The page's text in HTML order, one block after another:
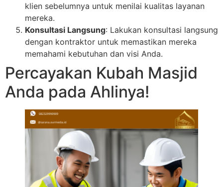
klien sebelumnya untuk menilai kualitas layanan
mereka.
Konsultasi Langsung: Lakukan konsultasi langsung
dengan kontraktor untuk memastikan mereka
memahami kebutuhan dan visi Anda.
Percayakan Kubah Masjid
Anda pada Ahlinya!